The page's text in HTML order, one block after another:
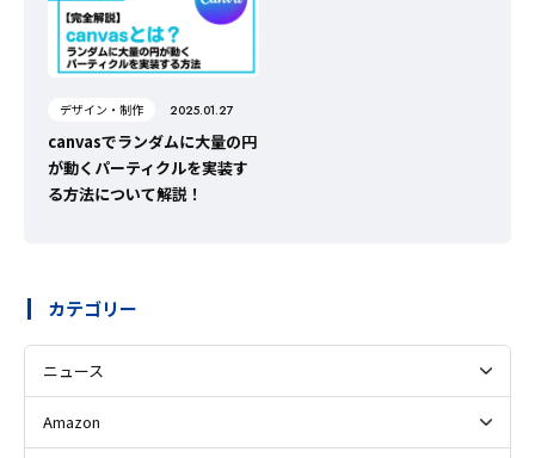
デザイン・制作 2025.01.27
canvasでランダムに大量の円
が動くパーティクルを実装す
る方法について解説！
カテゴリー
ニュース
Amazon